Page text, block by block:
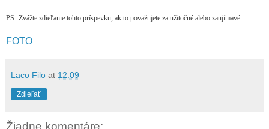
PS- Zvážte zdieľanie tohto príspevku, ak to považujete za užitočné alebo zaujímavé.
FOTO
Laco Filo at 12:09
Zdieľať
Žiadne komentáre: